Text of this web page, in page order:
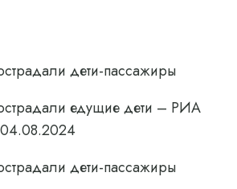
дети-пассажиры
едущие дети – РИА
дети-пассажиры